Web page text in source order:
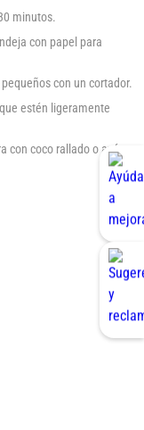
minutos.
con papel para
con un cortador.
estén ligeramente
con coco rallado o azúcar